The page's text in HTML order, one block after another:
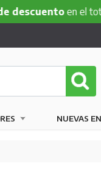
en el total de tu
NUEVAS